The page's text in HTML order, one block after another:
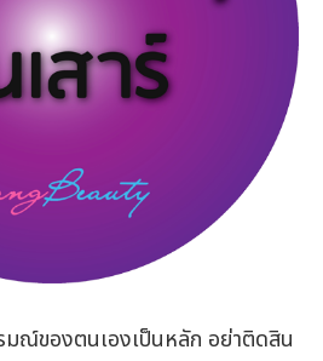
มณ์ของตนเองเป็นหลัก อย่าติดสิน